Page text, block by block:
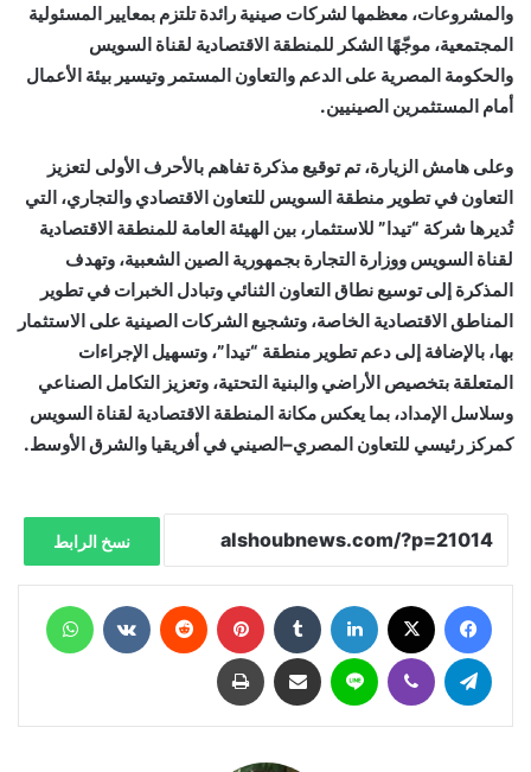
والمشروعات، معظمها لشركات صينية رائدة تلتزم بمعايير المسئولية
المجتمعية، موجّهًا الشكر للمنطقة الاقتصادية لقناة السويس
والحكومة المصرية على الدعم والتعاون المستمر وتيسير بيئة الأعمال
أمام المستثمرين الصينيين.
وعلى هامش الزيارة، تم توقيع مذكرة تفاهم بالأحرف الأولى لتعزيز
التعاون في تطوير منطقة السويس للتعاون الاقتصادي والتجاري، التي
تُديرها شركة “تيدا” للاستثمار، بين الهيئة العامة للمنطقة الاقتصادية
لقناة السويس ووزارة التجارة بجمهورية الصين الشعبية، وتهدف
المذكرة إلى توسيع نطاق التعاون الثنائي وتبادل الخبرات في تطوير
المناطق الاقتصادية الخاصة، وتشجيع الشركات الصينية على الاستثمار
بها، بالإضافة إلى دعم تطوير منطقة “تيدا”، وتسهيل الإجراءات
المتعلقة بتخصيص الأراضي والبنية التحتية، وتعزيز التكامل الصناعي
وسلاسل الإمداد، بما يعكس مكانة المنطقة الاقتصادية لقناة السويس
كمركز رئيسي للتعاون المصري–الصيني في أفريقيا والشرق الأوسط.
نسخ الرابط